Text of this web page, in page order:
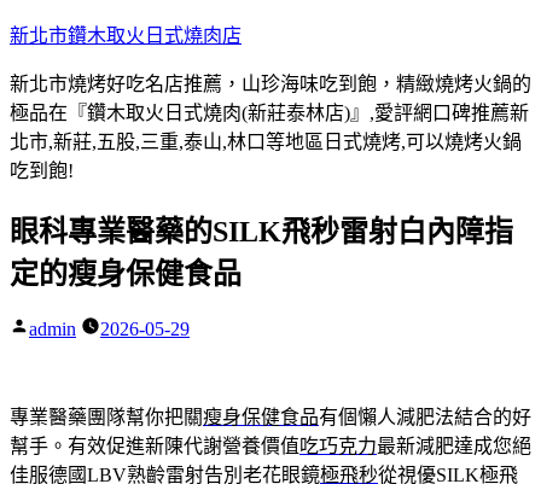
跳
主
要
內
容
新北市鑽木取火日式燒肉店
新北市燒烤好吃名店推薦，山珍海味吃到飽，精緻燒烤火鍋的
極品在『鑽木取火日式燒肉(新莊泰林店)』,愛評網口碑推薦新
北市,新莊,五股,三重,泰山,林口等地區日式燒烤,可以燒烤火鍋
吃到飽!
眼科專業醫藥的SILK飛秒雷射白內障指
定的瘦身保健食品
作
admin 2026-05-29
專業醫藥團隊幫你把關瘦身保健食品有個懶人減肥法結合的好
幫手。有效促進新陳代謝營養價值吃巧克力最新減肥達成您絕
佳服德國LBV熟齡雷射告別老花眼鏡極飛秒從視優SILK極飛